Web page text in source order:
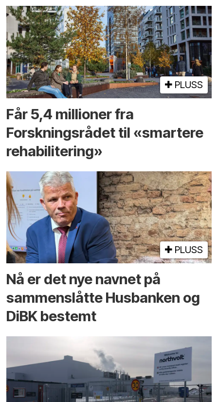
PLUSS
Får 5,4 millioner fra
Forskningsrådet til «smartere
rehabilitering»
PLUSS
Nå er det nye navnet på
sammenslåtte Husbanken og
DiBK bestemt